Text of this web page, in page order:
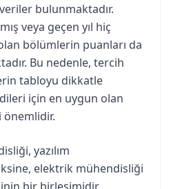
bulunmaktadır.
veya geçen yıl hiç
bölümlerin puanları da
Bu nedenle, tercih
tabloyu dikkatle
için en uygun olan
yazılım
elektrik mühendisliği
bir birleşimidir.